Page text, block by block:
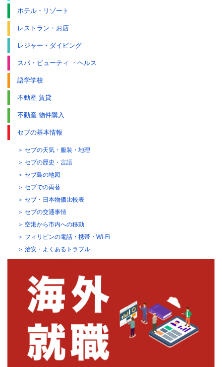
ホテル・リゾート
レストラン・お店
レジャー・ダイビング
スパ・ビューティ ・ヘルス
語学学校
不動産 賃貸
不動産 物件購入
セブの基本情報
セブの天気・服装・地理
セブの歴史・言語
セブ島の地図
セブでの両替
セブ・日本物価比較表
セブの交通事情
空港から市内への移動
フィリピンの電話・携帯・Wi-Fi
治安・よくあるトラブル